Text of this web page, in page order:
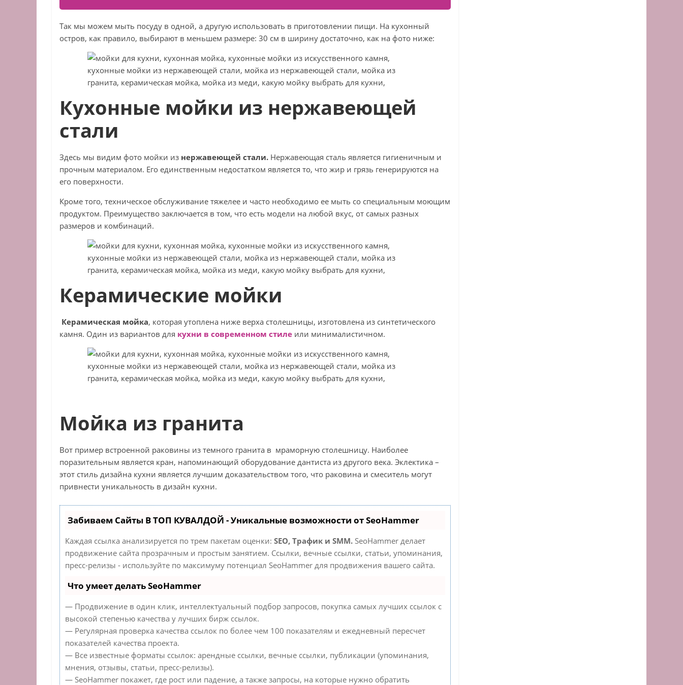
Так мы можем мыть посуду в одной, а другую использовать в приготовлении пищи. На кухонный
остров, как правило, выбирают в меньшем размере: 30 см в ширину достаточно, как на фото ниже:
Кухонные мойки из нержавеющей
стали
Здесь мы видим фото мойки из нержавеющей стали. Нержавеющая сталь является гигиеничным и
прочным материалом. Его единственным недостатком является то, что жир и грязь генерируются на
его поверхности.
Кроме того, техническое обслуживание тяжелее и часто необходимо ее мыть со специальным моющим
продуктом. Преимущество заключается в том, что есть модели на любой вкус, от самых разных
размеров и комбинаций.
Керамические мойки
Керамическая мойка, которая утоплена ниже верха столешницы, изготовлена из синтетического
камня. Один из вариантов для кухни в современном стиле или минималистичном.
Мойка из гранита
Вот пример встроенной раковины из темного гранита в мраморную столешницу. Наиболее
поразительным является кран, напоминающий оборудование дантиста из другого века. Эклектика –
этот стиль дизайна кухни является лучшим доказательством того, что раковина и смеситель могут
привнести уникальность в дизайн кухни.
Забиваем Сайты В ТОП КУВАЛДОЙ - Уникальные возможности от SeoHammer
Каждая ссылка анализируется по трем пакетам оценки: SEO, Трафик и SMM. SeoHammer делает
продвижение сайта прозрачным и простым занятием. Ссылки, вечные ссылки, статьи, упоминания,
пресс-релизы - используйте по максимуму потенциал SeoHammer для продвижения вашего сайта.
Что умеет делать SeoHammer
— Продвижение в один клик, интеллектуальный подбор запросов, покупка самых лучших ссылок с
высокой степенью качества у лучших бирж ссылок.
— Регулярная проверка качества ссылок по более чем 100 показателям и ежедневный пересчет
показателей качества проекта.
— Все известные форматы ссылок: арендные ссылки, вечные ссылки, публикации (упоминания,
мнения, отзывы, статьи, пресс-релизы).
— SeoHammer покажет, где рост или падение, а также запросы, на которые нужно обратить